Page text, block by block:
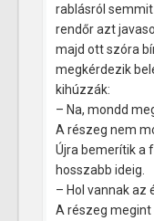
rablásról
rendőr azt
majd ott szóra
megkérdezik
kihúzzák:
– Na, mondd
A részeg nem
Újra bemerítik a
hosszabb ideig.
– Hol vannak az
A részeg